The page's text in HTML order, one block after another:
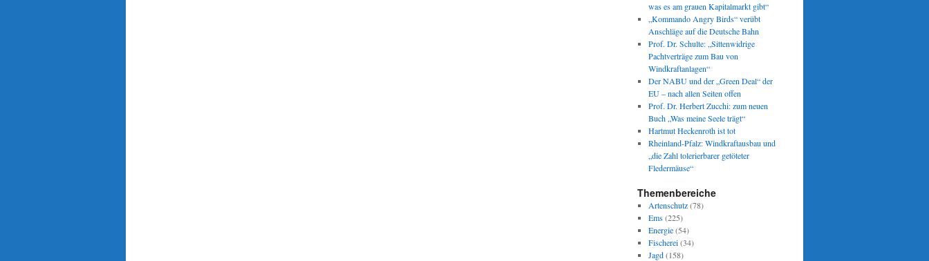
was es am grauen Kapitalmarkt gibt“
„Kommando Angry Birds“ verübt
Anschläge auf die Deutsche Bahn
Prof. Dr. Schulte: „Sittenwidrige
Pachtverträge zum Bau von
Windkraftanlagen“
Der NABU und der „Green Deal“ der
EU – nach allen Seiten offen
Prof. Dr. Herbert Zucchi: zum neuen
Buch „Was meine Seele trägt“
Hartmut Heckenroth ist tot
Rheinland-Pfalz: Windkraftausbau und
„die Zahl tolerierbarer getöteter
Fledermäuse“
Themenbereiche
Artenschutz(78)
Ems(225)
Energie(54)
Fischerei(34)
Jagd(158)